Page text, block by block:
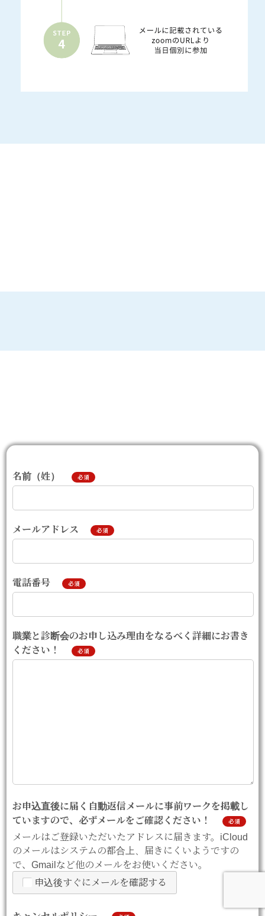
名前（姓） 必須
メールアドレス 必須
電話番号 必須
職業と診断会のお申し込み理由をなるべく詳細にお書き
ください！
必須
お申込直後に届く自動返信メールに事前ワークを掲載し
ていますので、必ずメールをご確認ください！
必須
メールはご登録いただいたアドレスに届きます。iCloud
のメールはシステムの都合上、届きにくいようですの
で、Gmailなど他のメールをお使いください。
申込後すぐにメールを確認する